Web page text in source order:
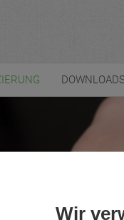
Wir
DOWNLOADS